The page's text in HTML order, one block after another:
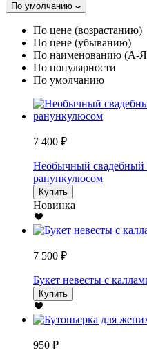
По умолчанию
По цене (возрастанию)
По цене (убыванию)
По наименованию (А-
По популярности
По умолчанию
7 400 ₽
Необычный свадебный
ранункулюсом
Купить
Новинка
7 500 ₽
Букет невесты с
Купить
950 ₽